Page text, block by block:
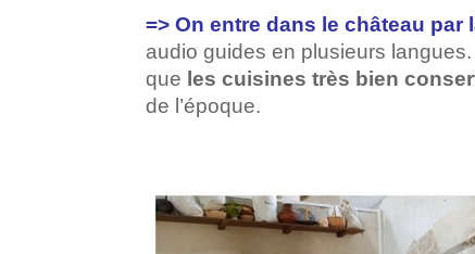
=> On entre dans le château par
audio guides en plusieurs
que les cuisines très bien
de l’époque.